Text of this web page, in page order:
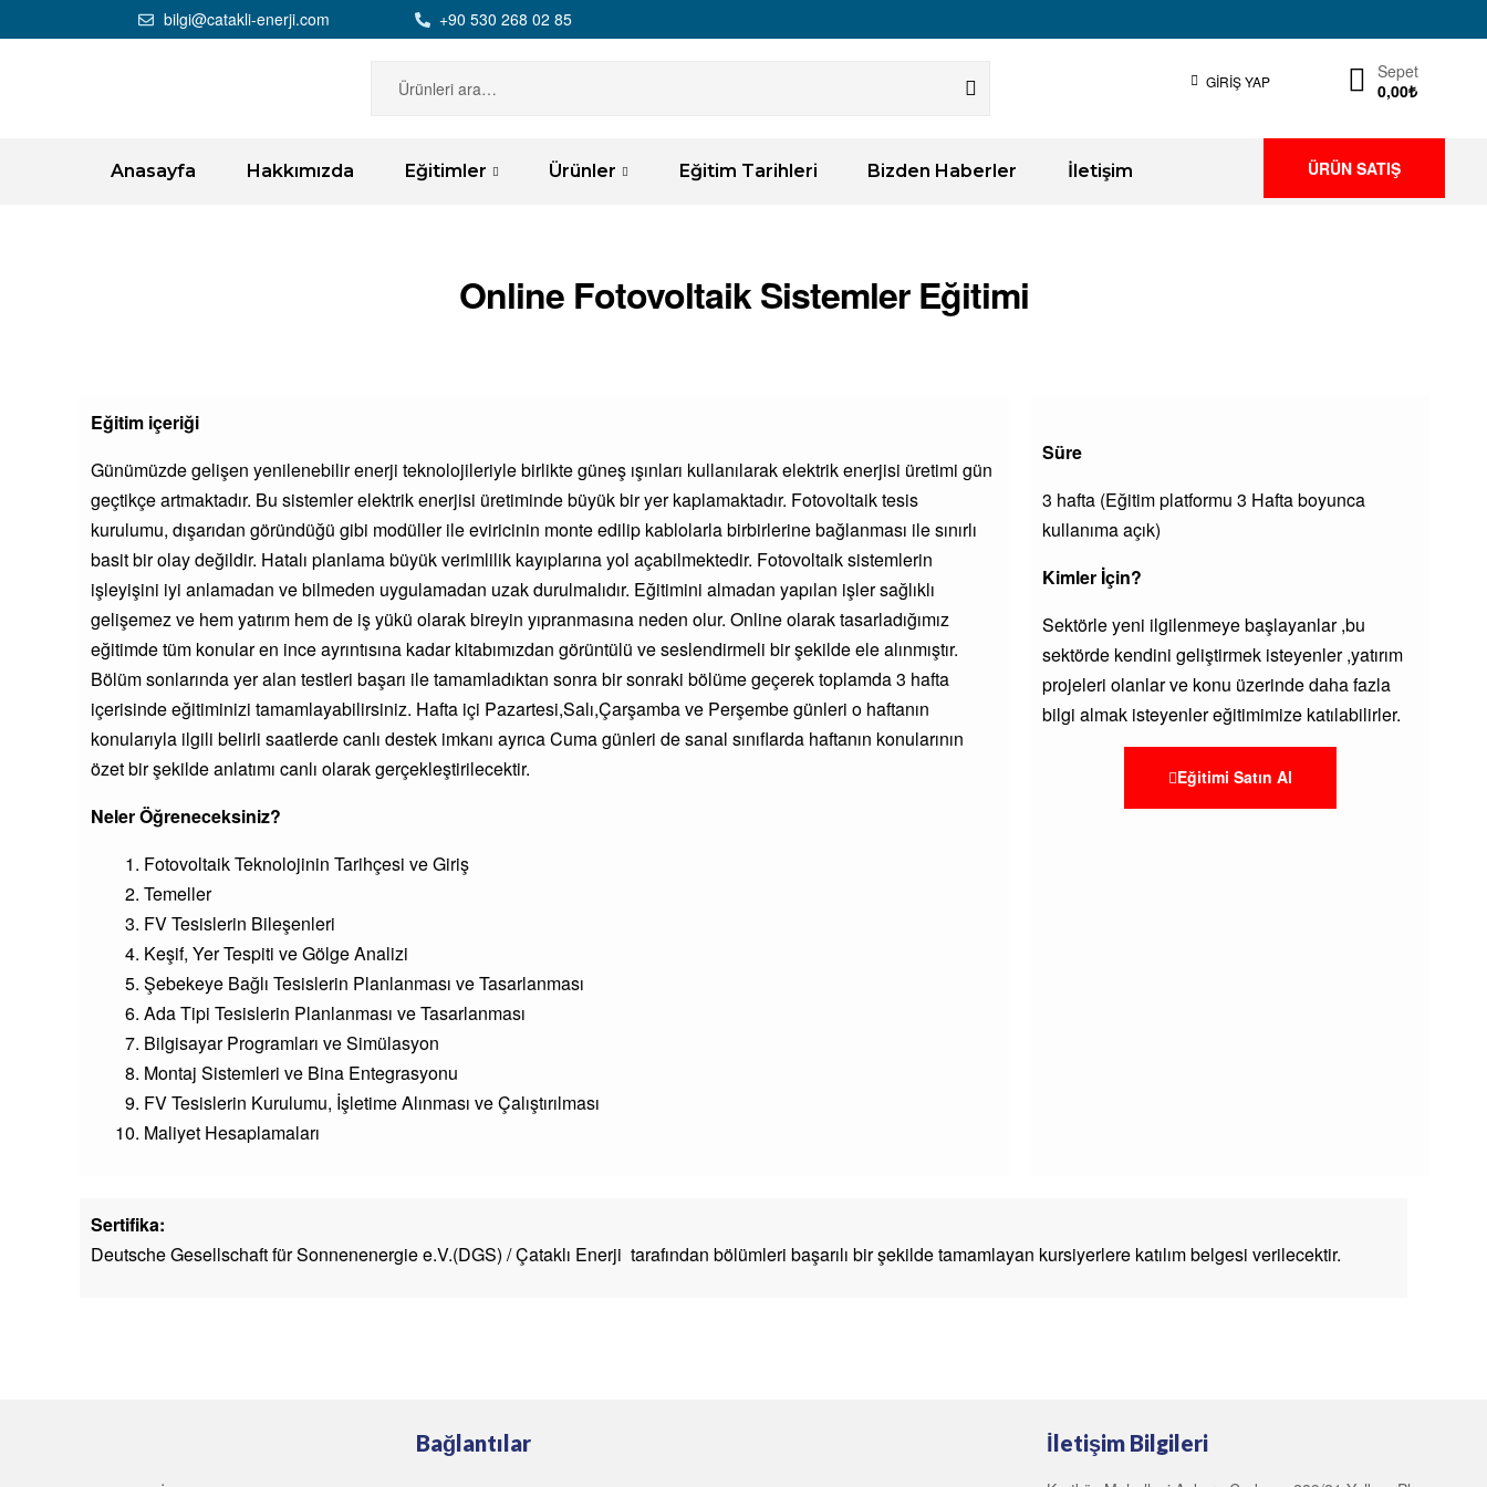
bilgi@catakli-enerji.com +90 530 268 02 85
GIRIŞ YAP
Sepet
0,00₺
Anasayfa Hakkımızda Eğitimler Ürünler Eğitim Tarihleri Bizden Haberler İletişim ÜRÜN SATIŞ
Online Fotovoltaik Sistemler Eğitimi
Eğitim içeriği
Günümüzde gelişen yenilenebilir enerji teknolojileriyle birlikte güneş ışınları kullanılarak elektrik enerjisi üretimi gün
geçtikçe artmaktadır. Bu sistemler elektrik enerjisi üretiminde büyük bir yer kaplamaktadır. Fotovoltaik tesis
kurulumu, dışarıdan göründüğü gibi modüller ile eviricinin monte edilip kablolarla birbirlerine bağlanması ile sınırlı
basit bir olay değildir. Hatalı planlama büyük verimlilik kayıplarına yol açabilmektedir. Fotovoltaik sistemlerin
işleyişini iyi anlamadan ve bilmeden uygulamadan uzak durulmalıdır. Eğitimini almadan yapılan işler sağlıklı
gelişemez ve hem yatırım hem de iş yükü olarak bireyin yıpranmasına neden olur. Online olarak tasarladığımız
eğitimde tüm konular en ince ayrıntısına kadar kitabımızdan görüntülü ve seslendirmeli bir şekilde ele alınmıştır.
Bölüm sonlarında yer alan testleri başarı ile tamamladıktan sonra bir sonraki bölüme geçerek toplamda 3 hafta
içerisinde eğitiminizi tamamlayabilirsiniz. Hafta içi Pazartesi,Salı,Çarşamba ve Perşembe günleri o haftanın
konularıyla ilgili belirli saatlerde canlı destek imkanı ayrıca Cuma günleri de sanal sınıflarda haftanın konularının
özet bir şekilde anlatımı canlı olarak gerçekleştirilecektir.
Neler Öğreneceksiniz?
Fotovoltaik Teknolojinin Tarihçesi ve Giriş
Temeller
FV Tesislerin Bileşenleri
Keşif, Yer Tespiti ve Gölge Analizi
Şebekeye Bağlı Tesislerin Planlanması ve Tasarlanması
Ada Tipi Tesislerin Planlanması ve Tasarlanması
Bilgisayar Programları ve Simülasyon
Montaj Sistemleri ve Bina Entegrasyonu
FV Tesislerin Kurulumu, İşletime Alınması ve Çalıştırılması
Maliyet Hesaplamaları
Süre
3 hafta (Eğitim platformu 3 Hafta boyunca
kullanıma açık)
Kimler İçin?
Sektörle yeni ilgilenmeye başlayanlar ,bu
sektörde kendini geliştirmek isteyenler ,yatırım
projeleri olanlar ve konu üzerinde daha fazla
bilgi almak isteyenler eğitimimize katılabilirler.
Eğitimi Satın Al
Sertifika:
Deutsche Gesellschaft für Sonnenenergie e.V.(DGS) / Çataklı Enerji tarafından bölümleri başarılı bir şekilde tamamlayan kursiyerlere katılım belgesi verilecektir.
Bağlantılar İletişim Bilgileri